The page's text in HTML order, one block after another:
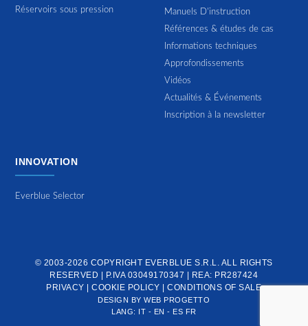
Réservoirs sous pression
Manuels D'instruction
Références & études de cas
Informations techniques
Approfondissements
Vidéos
Actualités & Événements
Inscription à la newsletter
INNOVATION
Everblue Selector
© 2003-2026 COPYRIGHT EVERBLUE S.R.L. ALL RIGHTS
RESERVED | P.IVA 03049170347 | REA: PR287424
PRIVACY |COOKIE POLICY |CONDITIONS OF SALE
DESIGN BYWEB PROGETTO
LANG: IT - EN - ES FR